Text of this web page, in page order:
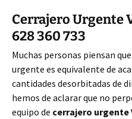
Cerrajero Urgente
628 360 733
Muchas personas piensan
urgente es equivalente de
cantidades desorbitadas de
hemos de aclarar que no
equipo de cerrajero urgente